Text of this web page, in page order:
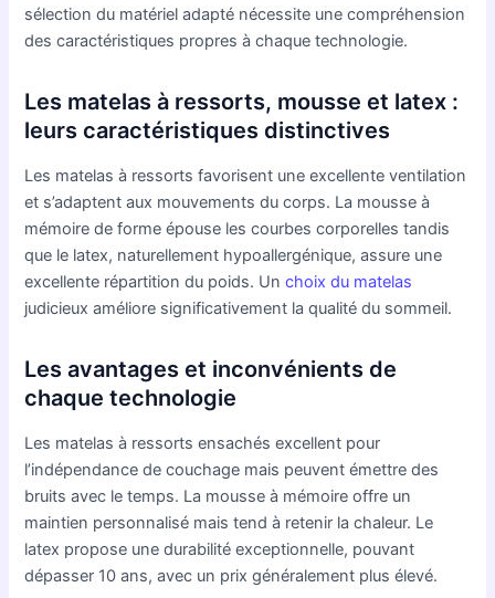
sélection du matériel adapté nécessite une compréhension
des caractéristiques propres à chaque technologie.
Les matelas à ressorts, mousse et latex :
leurs caractéristiques distinctives
Les matelas à ressorts favorisent une excellente ventilation
et s’adaptent aux mouvements du corps. La mousse à
mémoire de forme épouse les courbes corporelles tandis
que le latex, naturellement hypoallergénique, assure une
excellente répartition du poids. Unchoix du matelas
judicieux améliore significativement la qualité du sommeil.
Les avantages et inconvénients de
chaque technologie
Les matelas à ressorts ensachés excellent pour
l’indépendance de couchage mais peuvent émettre des
bruits avec le temps. La mousse à mémoire offre un
maintien personnalisé mais tend à retenir la chaleur. Le
latex propose une durabilité exceptionnelle, pouvant
dépasser 10 ans, avec un prix généralement plus élevé.